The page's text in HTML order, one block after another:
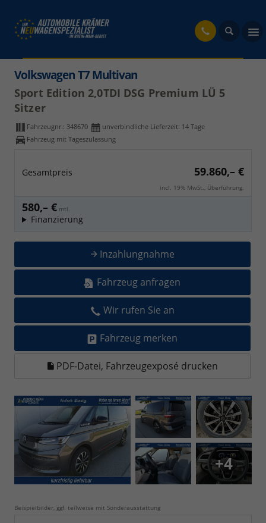
Volkswagen T7 Multivan
Sport Edition 2,0TDI DSG Premium LÜ 5
Sitzer
Fahrzeugnr.: 348670 unverbindliche Lieferzeit: 14 Tage
Fahrzeug mit Tageszulassung
Gesamtpreis 59.860,– €
incl. 19% MwSt., Überführung.
580,– € mtl.
Finanzierung
Inzahlungnahme
Fahrzeug anfragen
Wir rufen Sie an
Fahrzeug merken
PDF-Datei, Fahrzeugexposé drucken
+4
Beispielbilder, ggf. teilweise mit Sonderausstattung